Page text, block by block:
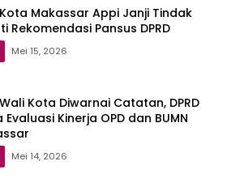
Makassar Appi Janji Tindak
Rekomendasi Pansus DPRD
Mei 15, 2026
Wali Kota Diwarnai Catatan, DPRD
Evaluasi Kinerja OPD dan BUMN
Mei 14, 2026